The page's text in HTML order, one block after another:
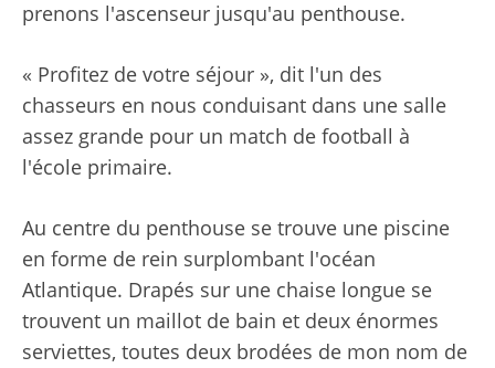
prenons l'ascenseur jusqu'au penthouse.
« Profitez de votre séjour », dit l'un des
chasseurs en nous conduisant dans une salle
assez grande pour un match de football à
l'école primaire.
Au centre du penthouse se trouve une piscine
en forme de rein surplombant l'océan
Atlantique. Drapés sur une chaise longue se
trouvent un maillot de bain et deux énormes
serviettes, toutes deux brodées de mon nom de